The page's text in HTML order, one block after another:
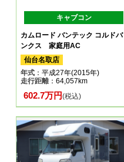
キャブコン
カムロード バンテック コルドバ
ンクス 家庭用AC
仙台名取店
年式 ：平成27年(2015年)
走行距離：64,057km
602.7万円(税込)